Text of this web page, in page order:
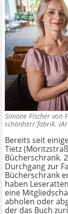
Simone Fischer von
schönherr.fabrik.
Bereits seit
Tietz
Bücherschrank.
Durchgang zur
Bücherschrank
haben
eine
abholen oder
der das Buch